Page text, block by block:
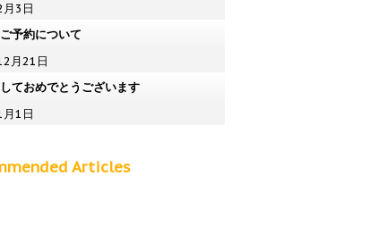
3日
予約について
月21日
ておめでとうございます
1日
Articles